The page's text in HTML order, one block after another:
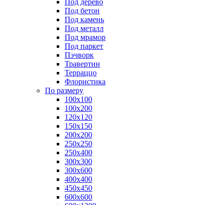
Под дерево
Под бетон
Под камень
Под металл
Под мрамор
Под паркет
Пэчворк
Травертин
Терраццо
Флористика
По размеру
100х100
100х200
120х120
150х150
200х200
250х250
250х400
300х300
300х600
400х400
450х450
600х600